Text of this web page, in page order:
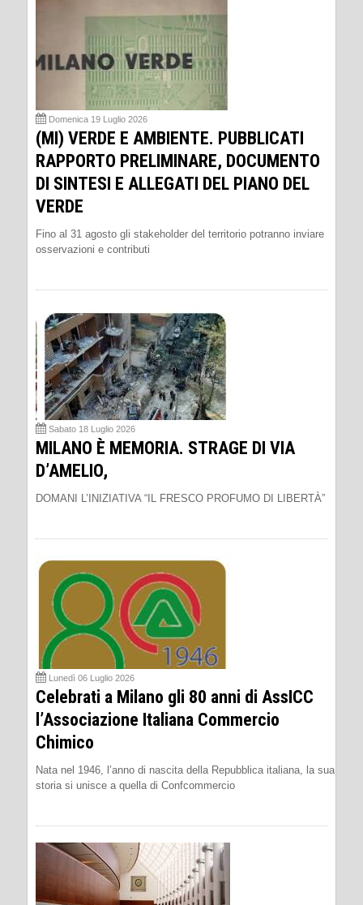
Domenica 19 Luglio 2026
(MI) VERDE E AMBIENTE. PUBBLICATI
RAPPORTO PRELIMINARE, DOCUMENTO
DI SINTESI E ALLEGATI DEL PIANO DEL
VERDE
Fino al 31 agosto gli stakeholder del territorio potranno inviare
osservazioni e contributi
Sabato 18 Luglio 2026
MILANO È MEMORIA. STRAGE DI VIA
D’AMELIO,
DOMANI L’INIZIATIVA “IL FRESCO PROFUMO DI LIBERTÀ”
Lunedì 06 Luglio 2026
Celebrati a Milano gli 80 anni di AssICC
l’Associazione Italiana Commercio
Chimico
Nata nel 1946, l’anno di nascita della Repubblica italiana, la sua
storia si unisce a quella di Confcommercio